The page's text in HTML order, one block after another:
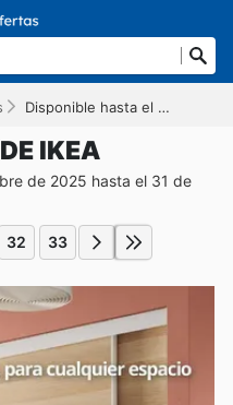
Disponible hasta el 31/01/2026
IKEA
de 2025 hasta el 31 de
32 33